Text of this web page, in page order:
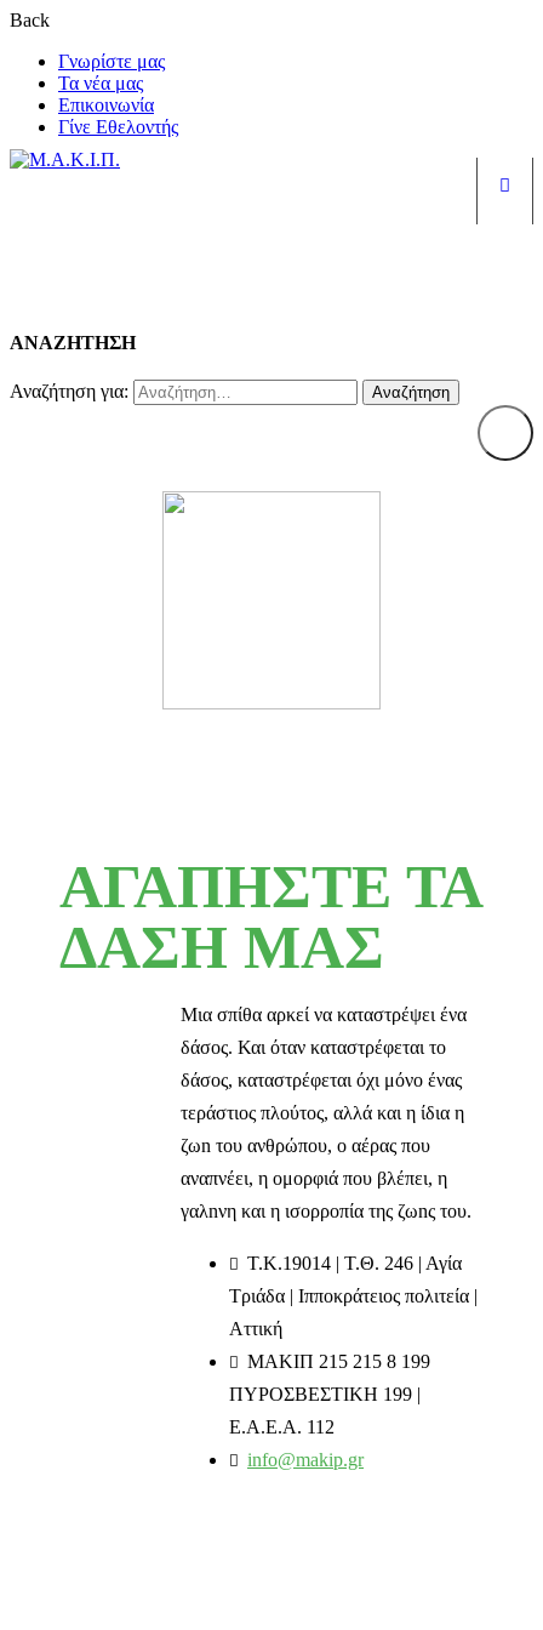
Back
Γνωρίστε μας
Τα νέα μας
Επικοινωνία
Γίνε Εθελοντής
ΑΝΑΖΗΤΗΣΗ
Αναζήτηση για:
ΑΓΑΠΗΣΤΕ ΤΑ
ΔΑΣΗ ΜΑΣ
Μια σπίθα αρκεί να καταστρέψει ένα
δάσος. Και όταν καταστρέφεται το
δάσος, καταστρέφεται όχι μόνο ένας
τεράστιος πλούτος, αλλά και η ίδια η
ζωn του ανθρώπου, ο αέρας που
αναπνέει, η ομορφιά που βλέπει, η
γαλnνη και η ισορροπία της ζωnς του.
T.K.19014 | Τ.Θ. 246 | Αγία
Τριάδα | Ιπποκράτειος πολιτεία |
Αττική
ΜΑΚΙΠ 215 215 8 199
ΠΥΡΟΣΒΕΣΤΙΚΗ 199 |
Ε.Α.Ε.Α. 112
info@makip.gr